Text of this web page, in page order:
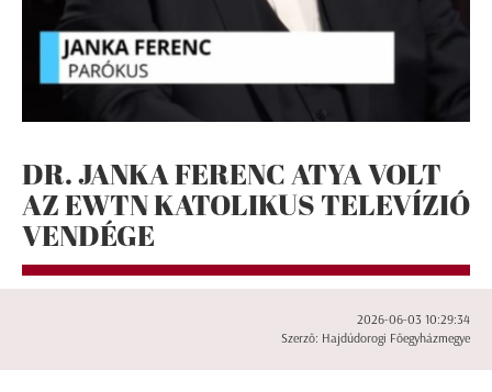
DR. JANKA FERENC ATYA VOLT
AZ EWTN KATOLIKUS TELEVÍZIÓ
VENDÉGE
2026-06-03 10:29:34
Szerző: Hajdúdorogi Főegyházmegye